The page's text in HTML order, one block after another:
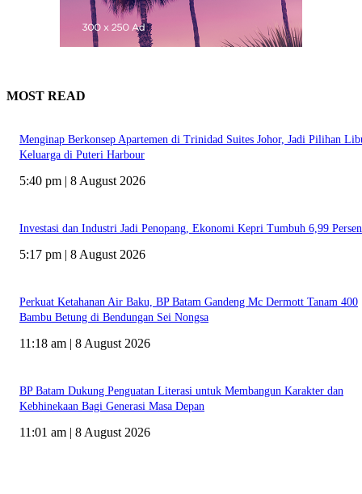
MOST READ
Menginap Berkonsep Apartemen di Trinidad Suites Johor, Jadi Pilihan
Keluarga di Puteri Harbour
5:40 pm | 8 August 2026
Investasi dan Industri Jadi Penopang, Ekonomi Kepri Tumbuh 6,99 Persen
5:17 pm | 8 August 2026
Perkuat Ketahanan Air Baku, BP Batam Gandeng Mc Dermott Tanam 400
Bambu Betung di Bendungan Sei Nongsa
11:18 am | 8 August 2026
BP Batam Dukung Penguatan Literasi untuk Membangun Karakter dan
Kebhinekaan Bagi Generasi Masa Depan
11:01 am | 8 August 2026